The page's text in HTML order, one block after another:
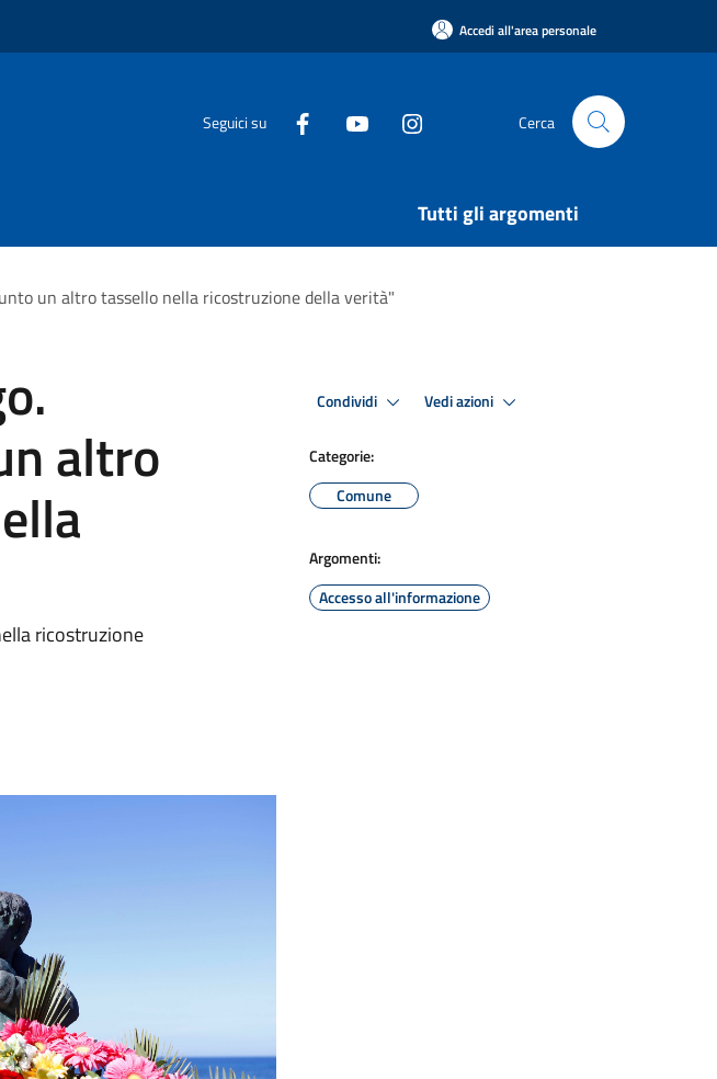
Accedi all'area personale
Seguici su Cerca
Tutti gli argomenti
un altro tassello nella ricostruzione della verità"
altro
ricostruzione
Condividi Vedi azioni
Categorie:
Comune
Argomenti:
Accesso all'informazione